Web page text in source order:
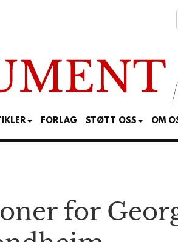
FORLAG STØTT OSS OM
for